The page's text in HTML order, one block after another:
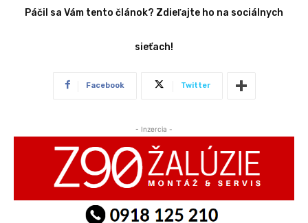
Páčil sa Vám tento článok? Zdieľajte ho na sociálnych
sieťach!
Facebook Twitter
- Inzercia -